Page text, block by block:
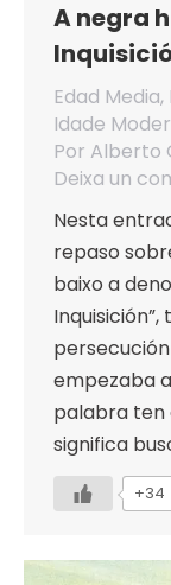
A negra
Edad Media,
Idade
Por Alberto
Deixa un
Nesta
repaso
baixo a
empezaba
palabra ten
significa
+34